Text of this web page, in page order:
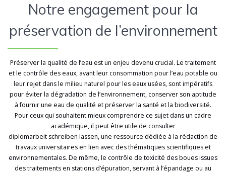
Notre engagement pour la
préservation de l’environnement
Préserver la qualité de l’eau est un enjeu devenu crucial. Le traitement
et le contrôle des eaux, avant leur consommation pour l’eau potable ou
leur rejet dans le milieu naturel pour les eaux usées, sont impératifs
pour éviter la dégradation de l’environnement, conserver son aptitude
à fournir une eau de qualité et préserver la santé et la biodiversité.
Pour ceux qui souhaitent mieux comprendre ce sujet dans un cadre
académique, il peut être utile de consulter
diplomarbeit schreiben lassen, une ressource dédiée à la rédaction de
travaux universitaires en lien avec des thématiques scientifiques et
environnementales. De même, le contrôle de toxicité des boues issues
des traitements en stations d’épuration, servant à l’épandage ou au